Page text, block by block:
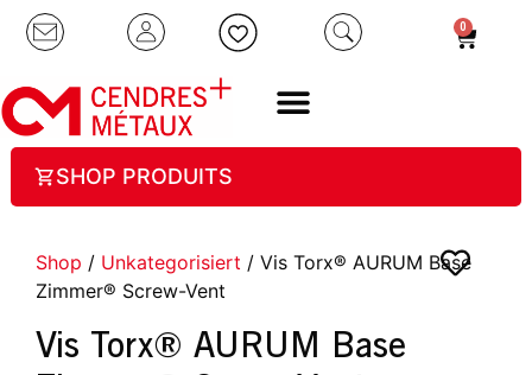
0
SHOP PRODUITS
Shop / Unkategorisiert / Vis Torx® AURUM Base
Zimmer® Screw-Vent
Vis Torx® AURUM Base